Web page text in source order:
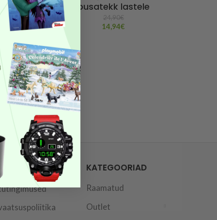
pusatekk lastele
24,90€
14,94€
KATEGOORIAD
Raamatud
Outlet